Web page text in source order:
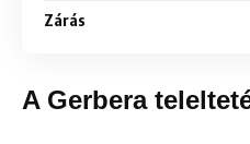
Zárás
A Gerbera